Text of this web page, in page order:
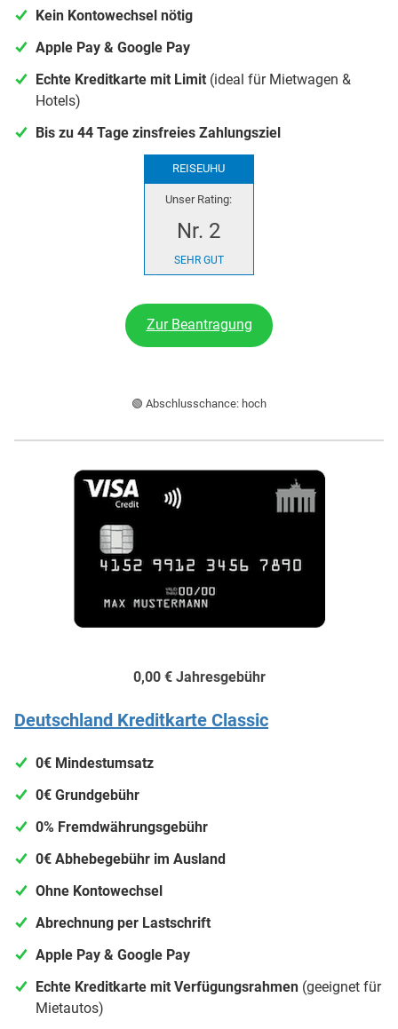
Kein Kontowechsel nötig
Apple Pay & Google Pay
Echte Kreditkarte mit Limit (ideal für Mietwagen &
Hotels)
Bis zu 44 Tage zinsfreies Zahlungsziel
REISEUHU
Unser Rating:
Nr. 2
SEHR GUT
Zur Beantragung
🟢 Abschlusschance: hoch
0,00 € Jahresgebühr
Deutschland Kreditkarte Classic
0€ Mindestumsatz
0€ Grundgebühr
0% Fremdwährungsgebühr
0€ Abhebegebühr im Ausland
Ohne Kontowechsel
Abrechnung per Lastschrift
Apple Pay & Google Pay
Echte Kreditkarte mit Verfügungsrahmen (geeignet für
Mietautos)